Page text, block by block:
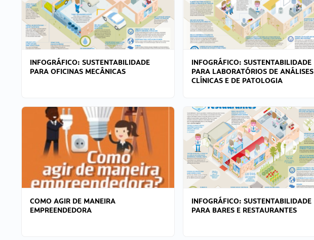
INFOGRÁFICO: SUSTENTABILIDADE
PARA OFICINAS MECÂNICAS
INFOGRÁFICO: SUSTENTABILIDADE
PARA LABORATÓRIOS DE ANÁLISES
CLÍNICAS E DE PATOLOGIA
COMO AGIR DE MANEIRA
EMPREENDEDORA
INFOGRÁFICO: SUSTENTABILIDADE
PARA BARES E RESTAURANTES